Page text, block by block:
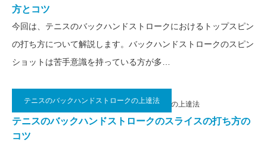
方とコツ
今回は、テニスのバックハンドストロークにおけるトップスピン
の打ち方について解説します。バックハンドストロークのスピン
ショットは苦手意識を持っている方が多…
テニスのバックハンドストロークの上達法
2021.05.24 テニスのバックハンドストロークの上達法
テニスのバックハンドストロークのスライスの打ち方の
コツ